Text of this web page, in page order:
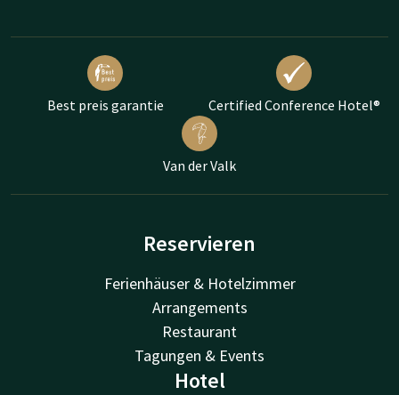
Best preis garantie Certified Conference Hotel®
Van der Valk
Reservieren
Ferienhäuser & Hotelzimmer
Arrangements
Restaurant
Tagungen & Events
Hotel